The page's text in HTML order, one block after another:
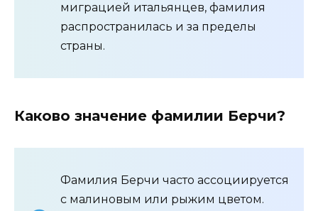
миграцией итальянцев, фамилия
распространилась и за пределы
страны.
Каково значение фамилии Берчи?
Фамилия Берчи часто ассоциируется
с малиновым или рыжим цветом.